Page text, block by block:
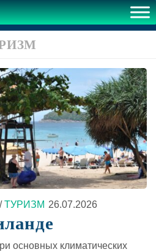
/ТУРИЗМ 26.07.2026
основных климатических